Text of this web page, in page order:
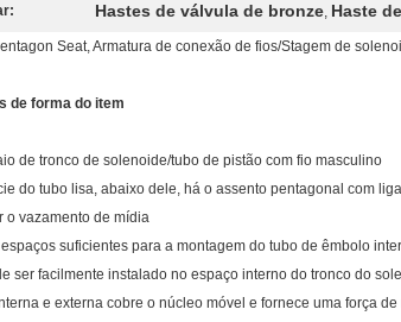
Hastes de válvula de bronze, Haste
Seat, Armatura de conexão de fios/Stagem de
de forma do item
de tronco de solenoide/tubo de pistão com fio masculino
do tubo lisa, abaixo dele, há o assento pentagonal com
o vazamento de mídia
suficientes para a montagem do tubo de êmbolo
ser facilmente instalado no espaço interno do tronco do
e externa cobre o núcleo móvel e fornece uma força